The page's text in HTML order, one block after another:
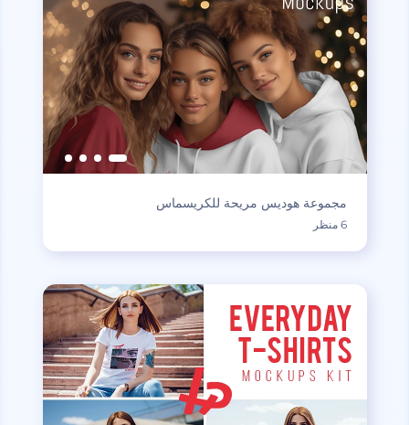
مجموعة هوديس مريحة للكريسماس
6 منظر